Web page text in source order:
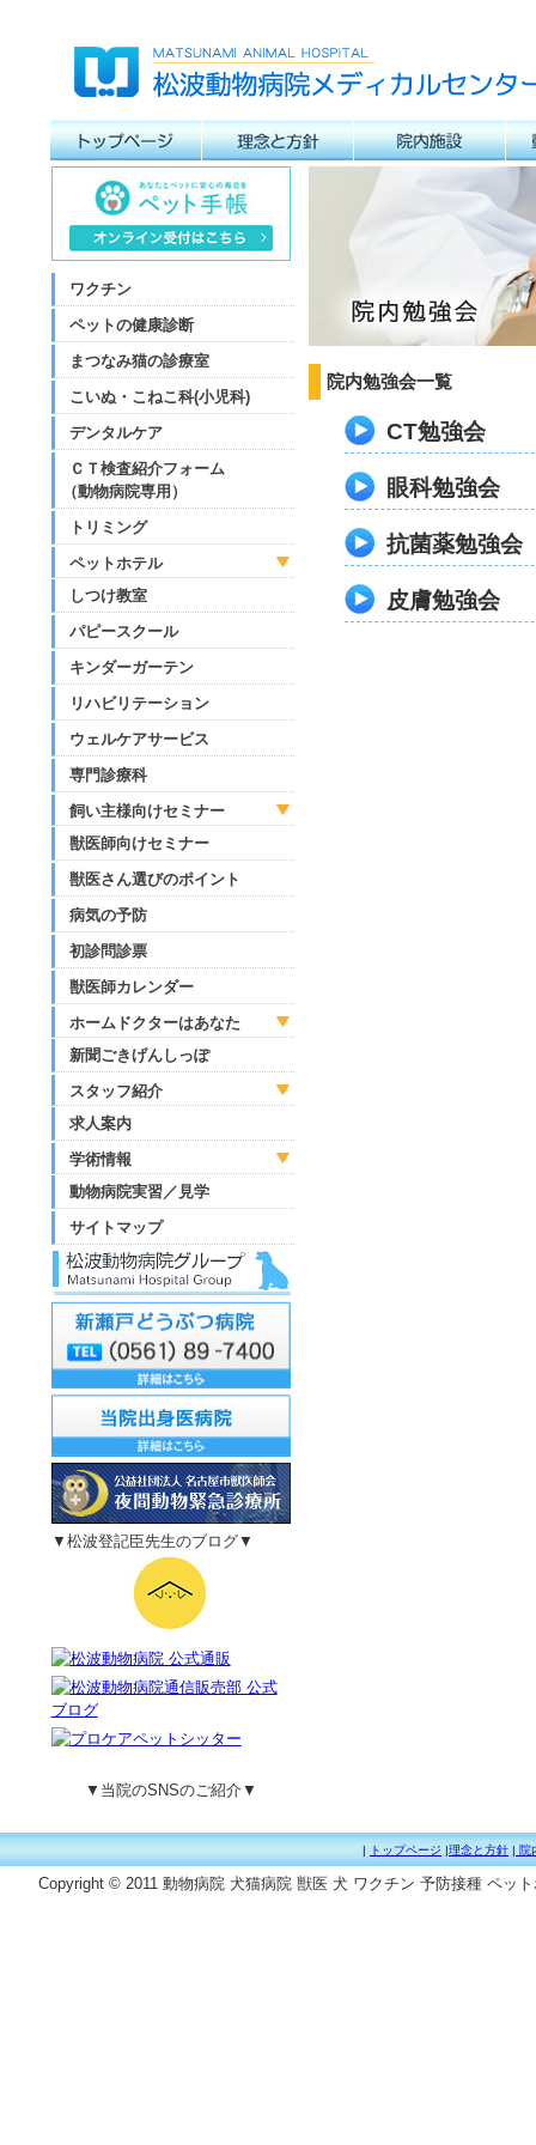
ワクチン
ペットの健康診断
まつなみ猫の診療室
こいぬ・こねこ科(小児科)
デンタルケア
ＣＴ検査紹介フォーム
（動物病院専用）
トリミング
ペットホテル
しつけ教室
パピースクール
キンダーガーテン
リハビリテーション
ウェルケアサービス
専門診療科
飼い主様向けセミナー
獣医師向けセミナー
獣医さん選びのポイント
病気の予防
初診問診票
獣医師カレンダー
ホームドクターはあなた
新聞ごきげんしっぽ
スタッフ紹介
求人案内
学術情報
動物病院実習／見学
サイトマップ
▼松波登記臣先生のブログ▼
▼当院のSNSのご紹介▼
院内勉強会一覧
CT勉強会
眼科勉強会
抗菌薬勉強会
皮膚勉強会
トップページ 理念と方針 院
Copyright © 2011 動物病院 犬猫病院 獣医 犬 ワクチン 予防接種 ペッ